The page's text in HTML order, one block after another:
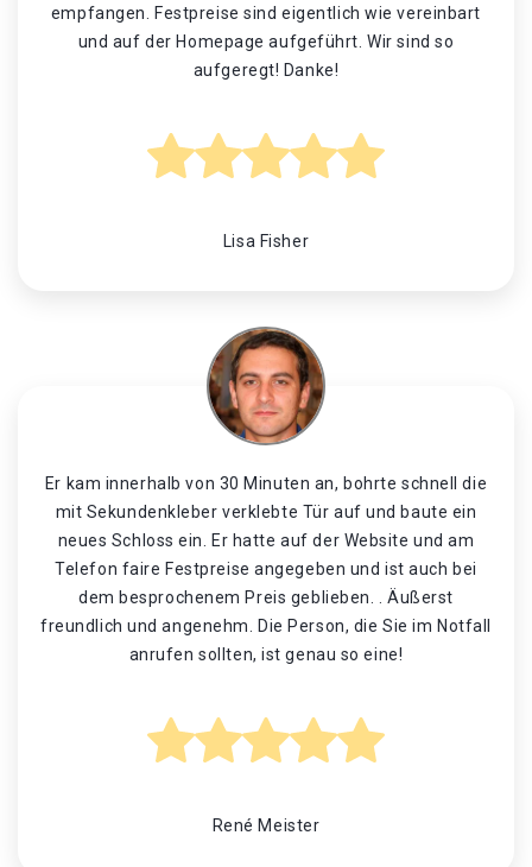
empfangen. Festpreise sind eigentlich wie vereinbart
und auf der Homepage aufgeführt. Wir sind so
aufgeregt! Danke!
Lisa Fisher
Er kam innerhalb von 30 Minuten an, bohrte schnell die
mit Sekundenkleber verklebte Tür auf und baute ein
neues Schloss ein. Er hatte auf der Website und am
Telefon faire Festpreise angegeben und ist auch bei
dem besprochenem Preis geblieben. . Äußerst
freundlich und angenehm. Die Person, die Sie im Notfall
anrufen sollten, ist genau so eine!
René Meister